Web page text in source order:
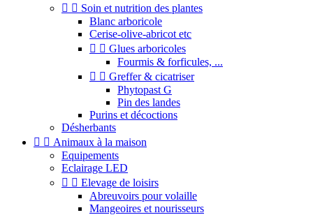
  Soin et nutrition des plantes
Blanc arboricole
Cerise-olive-abricot etc
  Glues arboricoles
Fourmis & forficules, ...
  Greffer & cicatriser
Phytopast G
Pin des landes
Purins et décoctions
Désherbants
  Animaux à la maison
Equipements
Eclairage LED
  Elevage de loisirs
Abreuvoirs pour volaille
Mangeoires et nourisseurs